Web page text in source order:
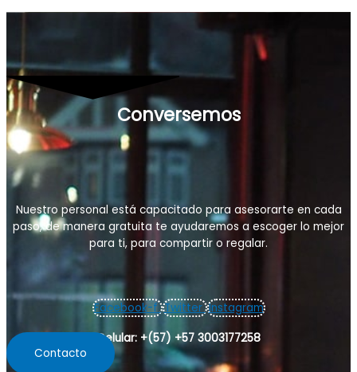
Conversemos
Nuestro personal está capacitado para asesorarte en cada
paso, de manera gratuita te ayudaremos a escoger lo mejor
para ti, para compartir o regalar.
Facebook-f Twitter Instagram
Celular: +(57) +57 3003177258
Contacto